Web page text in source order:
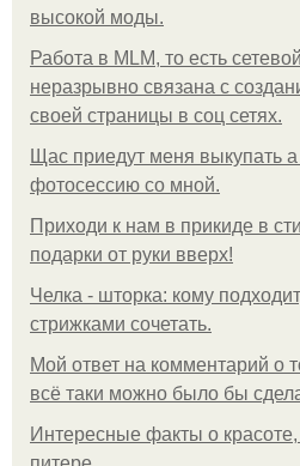
высокой моды.
Работа в MLM, то есть
неразрывно связана с
своей страницы в соц сетях.
Щас приедут меня выкупать а
фотосессию со мной.
Приходи к нам в прикиде в
подарки от руки вверх!
Челка - шторка: кому
стрижками сочетать.
Мой ответ на комментарий о
всё таки можно было бы
Интересные факты о